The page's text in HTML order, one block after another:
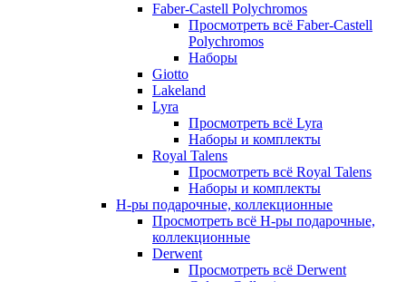
Faber-Castell Polychromos
Просмотреть всё Faber-Castell
Polychromos
Наборы
Giotto
Lakeland
Lyra
Просмотреть всё Lyra
Наборы и комплекты
Royal Talens
Просмотреть всё Royal Talens
Наборы и комплекты
Н-ры подарочные, коллекционные
Просмотреть всё Н-ры подарочные,
коллекционные
Derwent
Просмотреть всё Derwent